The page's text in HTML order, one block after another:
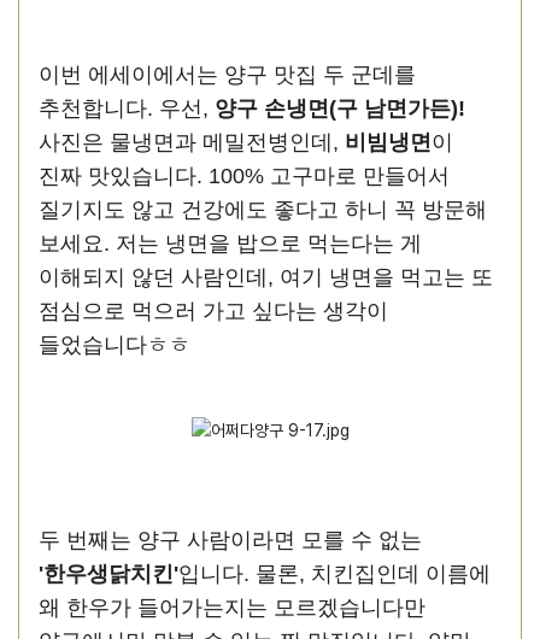
이번 에세이에서는 양구 맛집 두 군데를
추천합니다. 우선, 양구 손냉면(구 남면가든)!
사진은 물냉면과 메밀전병인데, 비빔냉면이
진짜 맛있습니다. 100% 고구마로 만들어서
질기지도 않고 건강에도 좋다고 하니 꼭 방문해
보세요. 저는 냉면을 밥으로 먹는다는 게
이해되지 않던 사람인데, 여기 냉면을 먹고는 또
점심으로 먹으러 가고 싶다는 생각이
들었습니다ㅎㅎ
두 번째는 양구 사람이라면 모를 수 없는
'한우생닭치킨'입니다. 물론, 치킨집인데 이름에
왜 한우가 들어가는지는 모르겠습니다만